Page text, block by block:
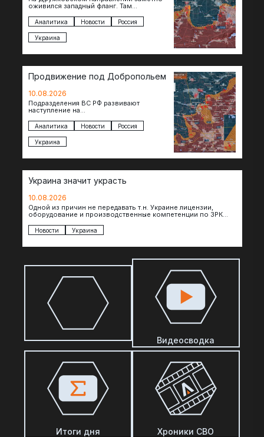
оживился западный фланг. Там
после освобождения Торского
продвинулись вперед и завязали бои за…
Аналитика Новости Россия
Украина
Продвижение под Добропольем
10.08.2026
Подразделения ВС РФ развивают
наступление на
продвигаясь на широком участке фронта.
Достигнуты тактические успехи в районе
Белицкого, где по…
Аналитика Новости Россия
Украина
Украина значит украсть
10.08.2026
Одной из причин не передавать т.н. Украине лицензии,
оборудование и производственные компетенции по ЗРК
Новости Украина
Видеосводка
Итоги дня Хроники СВО